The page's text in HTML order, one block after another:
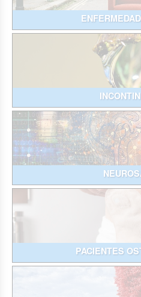
PACIENTES